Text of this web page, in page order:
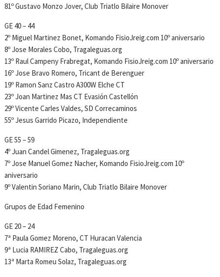
81º Gustavo Monzo Jover, Club Triatlo Bilaire Monover
GE 40 – 44
2º Miguel Martinez Bonet, Komando FisioJreig.com 10º aniversario
8º Jose Morales Cobo, Tragaleguas.org
13º Raul Campeny Frabregat, Komando FisioJreig.com 10º aniversario
16º Jose Bravo Romero, Tricant de Berenguer
19º Ramon Sanz Castro A300W Elche CT
23º Joan Martinez Mas CT Evasión Castellón
29º Vicente Carles Valdes, SD Correcaminos
55º Jesus Garrido Picazo, Independiente
GE 55 – 59
4º Juan Candel Gimenez, Tragaleguas.org
7º Jose Manuel Gomez Nacher, Komando FisioJreig.com 10º
aniversario
9º Valentin Soriano Marin, Club Triatlo Bilaire Monover
Grupos de Edad Femenino
GE 20 – 24
7ª Paula Gomez Moreno, CT Huracan Valencia
9ª Lucia RAMIREZ Cabo, Tragaleguas.org
13ª Marta Romeu Solaz, Tragaleguas.org